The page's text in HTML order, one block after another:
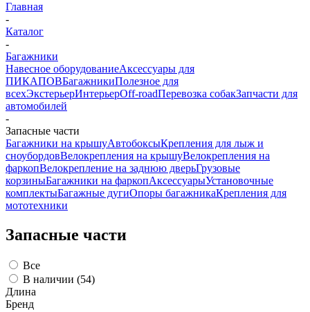
Главная
-
Каталог
-
Багажники
Навесное оборудованиеАксессуары для
ПИКАПОВБагажникиПолезное для
всехЭкстерьерИнтерьерOff-roadПеревозка собакЗапчасти для
автомобилей
-
Запасные части
Багажники на крышуАвтобоксыКрепления для лыж и
сноубордовВелокрепления на крышуВелокрепления на
фаркопВелокрепление на заднюю дверьГрузовые
корзиныБагажники на фаркопАксессуарыУстановочные
комплектыБагажные дугиОпоры багажникаКрепления для
мототехники
Запасные части
Все
В наличии (54)
Длина
Бренд